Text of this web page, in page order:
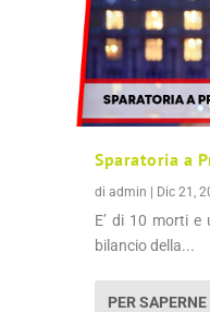
Sparatoria a
diadmin | Dic 21,
E’ di 10 morti
bilancio della...
PER